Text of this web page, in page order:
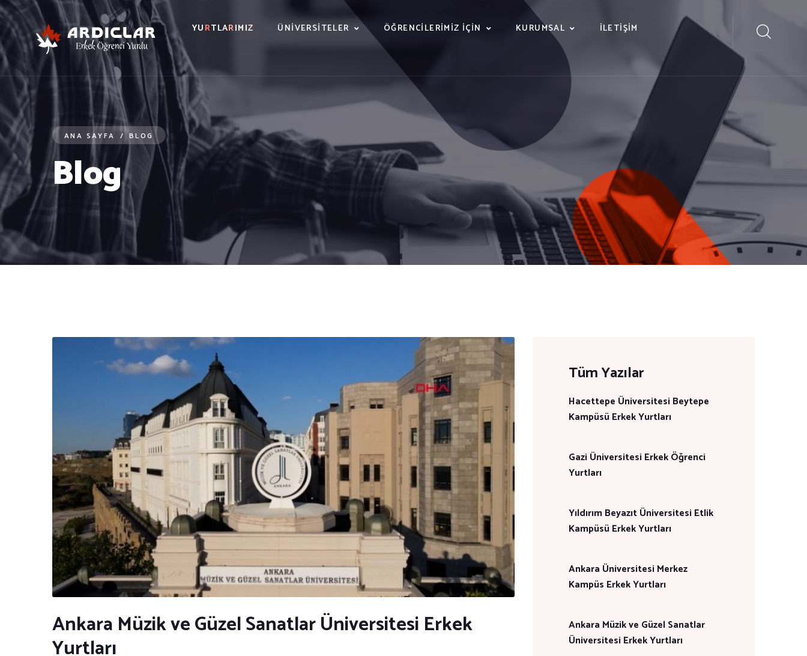
YURTLARIMIZ ÜNIVERSITELER ÖĞRENCILERIMIZ İÇIN KURUMSAL İLETIŞIM
ANA SAYFA / BLOG
Blog
Ankara Müzik ve Güzel Sanatlar Üniversitesi Erkek
Yurtları
Tüm Yazılar
Hacettepe Üniversitesi Beytepe
Kampüsü Erkek Yurtları
Gazi Üniversitesi Erkek Öğrenci
Yurtları
Yıldırım Beyazıt Üniversitesi Etlik
Kampüsü Erkek Yurtları
Ankara Üniversitesi Merkez
Kampüs Erkek Yurtları
Ankara Müzik ve Güzel Sanatlar
Üniversitesi Erkek Yurtları